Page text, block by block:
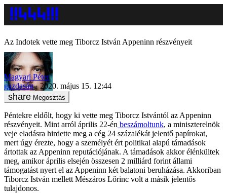
Az Indotek vette meg Tiborcz István Appeninn részvényeit
Magyari Péter
gazdaság
2020. május 15. 12:44
Megosztás
Péntekre eldőlt, hogy ki vette meg Tiborcz Istvántól az Appeninn
részvényeit. Mint arról április 22-én beszámoltunk, a miniszterelnök
veje eladásra hirdette meg a cég 24 százalékát jelentő papírokat,
mert úgy érezte, hogy a személyét ért politikai alapú támadások
ártottak az Appeninn reputációjának. A támadások akkor élénkültek
meg, amikor április elsején összesen 2 milliárd forint állami
támogatást nyert el az Appeninn két balatoni beruházása. Akkoriban
Tiborcz István mellett Mészáros Lőrinc volt a másik jelentős
tulajdonos.